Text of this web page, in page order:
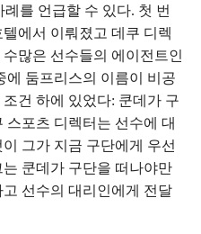
를 언급할 수 있다. 첫 번
에서 이뤄졌고 데쿠 디렉
많은 선수들의 에이전트인
에 둠프리스의 이름이 비공
건 하에 있었다: 쿤데가 구
스포츠 디렉터는 선수에 대
그가 지금 구단에게 우선
쿤데가 구단을 떠나야만
선수의 대리인에게 전달